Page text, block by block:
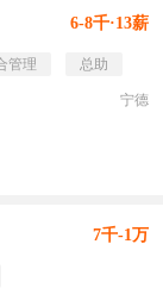
6-8千·13薪
管理 总助
宁德
7千-1万